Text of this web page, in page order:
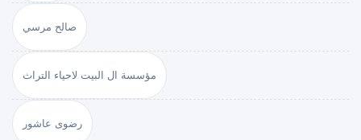
صالح مرسي
مؤسسة ال البيت لاحياء التراث
رضوى عاشور